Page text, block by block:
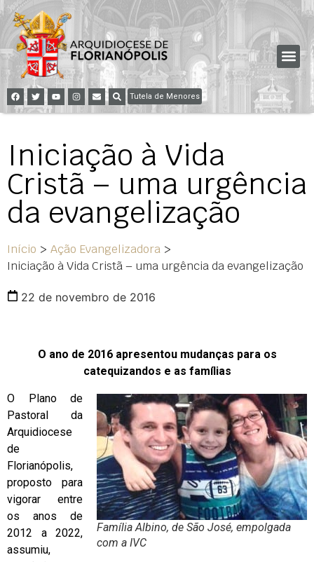
Tutela de Menores
Iniciação à Vida
Cristã – uma urgência
da evangelização
Início > Ação Evangelizadora >
Iniciação à Vida Cristã – uma urgência da evangelização
22 de novembro de 2016
O ano de 2016 apresentou mudanças para os
catequizandos e as famílias
Família Albino, de São José, empolgada
com a IVC
O Plano de
Pastoral da
Arquidiocese
de
Florianópolis,
proposto para
vigorar entre
os anos de
2012 a 2022,
assumiu,